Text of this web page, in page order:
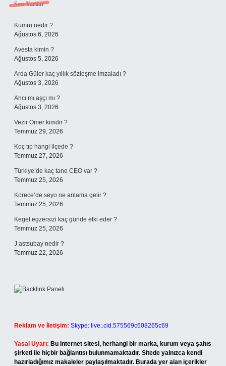
Sidebar
Son Yazılar
Kumru nedir ?
Ağustos 6, 2026
Avesta kimin ?
Ağustos 5, 2026
Arda Güler kaç yıllık sözleşme imzaladı ?
Ağustos 3, 2026
Ahcı mı aşçı mı ?
Ağustos 3, 2026
Vezir Ömer kimdir ?
Temmuz 29, 2026
Koç tıp hangi ilçede ?
Temmuz 27, 2026
Türkiye’de kaç tane CEO var ?
Temmuz 25, 2026
Korece’de seyo ne anlama gelir ?
Temmuz 25, 2026
Kegel egzersizi kaç günde etki eder ?
Temmuz 25, 2026
J astsubay nedir ?
Temmuz 22, 2026
Reklam ve İletişim: Skype: live:.cid.575569c608265c69
Yasal Uyarı: Bu internet sitesi, herhangi bir marka, kurum veya şahıs
şirketi ile hiçbir bağlantısı bulunmamaktadır. Sitede yalnızca kendi
hazırladığımız makaleler paylaşılmaktadır. Burada yer alan içerikler